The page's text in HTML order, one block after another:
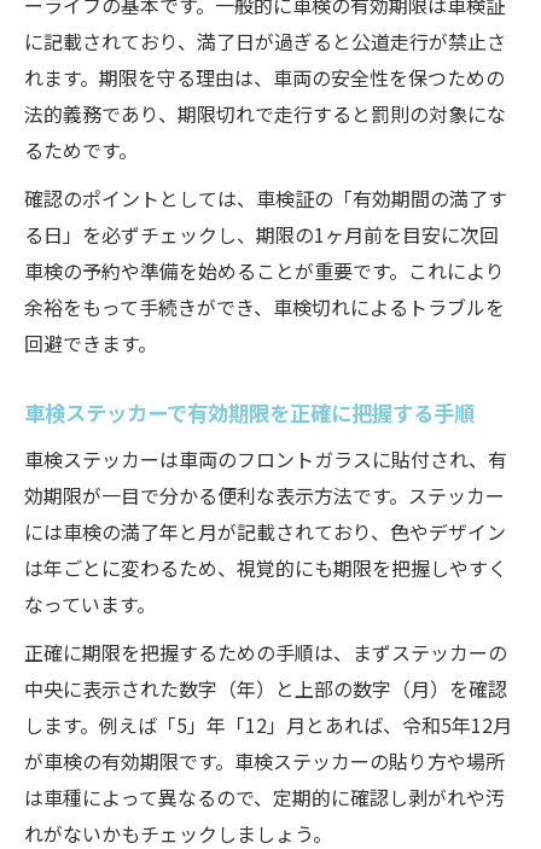
車検有効期限1ヶ月前の準備が安全運転のカ
ギ
有効期限切れの罰則と車検切れ時の対処手
順
車検有効期限を守るための予防策と注意点
車検有効期限が変わるケースへの対応法
満了日を見逃さない車検シールの読み方
車検有効期限シールの正しい見方と読み取
り方
ント
車検有効期限シールが伝える満了日の意味
車検シール貼り場所と有効期限確認のコツ
車検有効期限シールの貼り方と注意点を解
説
期限が過ぎた時の意外な落とし穴に注意
車検有効期限過ぎたら起こる罰則と影響
車検が1日でも切れた時のリスクと対処法
車検有効期限切れた場合の公道走行の禁止
車検有効期限切れに気づいた時の緊急対応
に記載されており、満了日が過ぎると公道走行が禁止さ
れます。期限を守る理由は、車両の安全性を保つための
法的義務であり、期限切れで走行すると罰則の対象にな
るためです。
確認のポイントとしては、車検証の「有効期間の満了す
る日」を必ずチェックし、期限の1ヶ月前を目安に次回
車検の予約や準備を始めることが重要です。これにより
余裕をもって手続きができ、車検切れによるトラブルを
回避できます。
車検ステッカーで有効期限を正確に把握する手順
車検ステッカーは車両のフロントガラスに貼付され、有
効期限が一目で分かる便利な表示方法です。ステッカー
には車検の満了年と月が記載されており、色やデザイン
は年ごとに変わるため、視覚的にも期限を把握しやすく
なっています。
正確に期限を把握するための手順は、まずステッカーの
中央に表示された数字（年）と上部の数字（月）を確認
します。例えば「5」年「12」月とあれば、令和5年12月
が車検の有効期限です。車検ステッカーの貼り方や場所
は車種によって異なるので、定期的に確認し剥がれや汚
れがないかもチェックしましょう。